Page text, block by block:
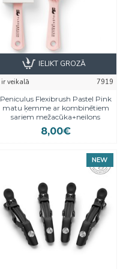
ir veikalā
7919
Peniculus Flexibrush Pastel Pink
matu ķemme ar kombinētiem
sariem mežacūka+neilons
8,00€
IELIKT GROZĀ
NEW